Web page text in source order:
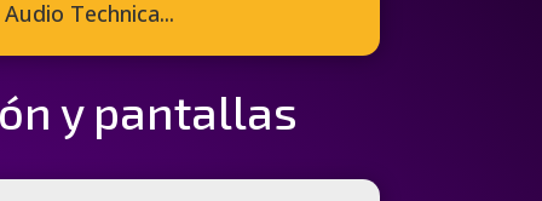
Technica...
y pantallas